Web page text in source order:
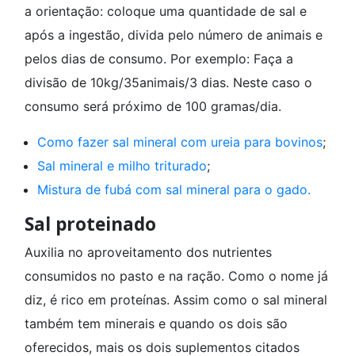
a orientação: coloque uma quantidade de sal e
após a ingestão, divida pelo número de animais e
pelos dias de consumo. Por exemplo: Faça a
divisão de 10kg/35animais/3 dias. Neste caso o
consumo será próximo de 100 gramas/dia.
Como fazer sal mineral com ureia para bovinos;
Sal mineral e milho triturado;
Mistura de fubá com sal mineral para o gado.
Sal proteinado
Auxilia no aproveitamento dos nutrientes
consumidos no pasto e na ração. Como o nome já
diz, é rico em proteínas. Assim como o sal mineral
também tem minerais e quando os dois são
oferecidos, mais os dois suplementos citados